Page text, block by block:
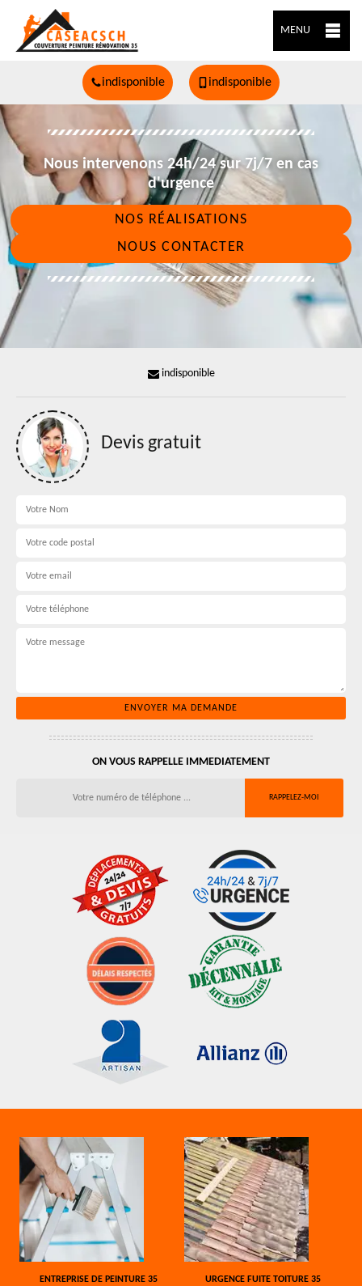
MENU
indisponible indisponible
Nous intervenons 24h/24 sur 7j/7 en cas
d'urgence
NOS RÉALISATIONS
NOUS CONTACTER
indisponible
Devis gratuit
ON VOUS RAPPELLE IMMEDIATEMENT
ENTREPRISE DE PEINTURE 35 URGENCE FUITE TOITURE 35